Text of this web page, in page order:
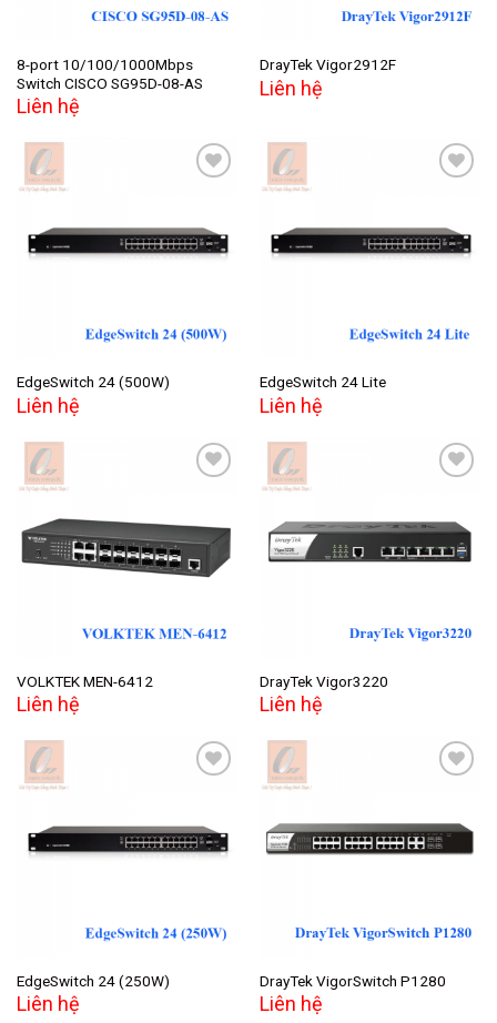
8-port 10/100/1000Mbps
Switch CISCO SG95D-08-AS
Liên hệ
DrayTek Vigor2912F
Liên hệ
Add to
wishlist
EdgeSwitch 24 (500W)
Liên hệ
Add to
wishlist
EdgeSwitch 24 Lite
Liên hệ
Add to
wishlist
VOLKTEK MEN-6412
Liên hệ
Add to
wishlist
DrayTek Vigor3220
Liên hệ
Add to
wishlist
EdgeSwitch 24 (250W)
Liên hệ
Add to
wishlist
DrayTek VigorSwitch P1280
Liên hệ